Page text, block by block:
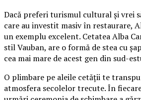
Dacă preferi turismul cultural și vrei
care au investit masiv în restaurare,
un exemplu excelent. Cetatea Alba
stil Vauban, are o formă de stea cu
cea mai mare de acest gen din sud-
O plimbare pe aleile cetății te
atmosfera secolelor trecute. În